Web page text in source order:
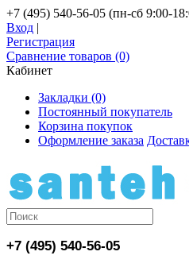
+7 (495) 540-56-05 (пн-сб 9:00-
Вход |
Регистрация
Сравнение товаров (0)
Кабинет
Закладки (0)
Постоянный покупатель
Корзина покупок
Оформление заказа
+7 (495) 540-56-05